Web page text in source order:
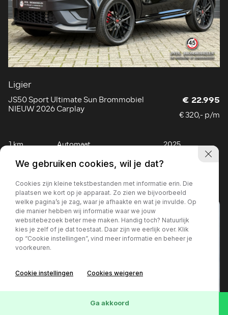
Ligier
JS50 Sport Ultimate Sun Brommobiel
NIEUW 2026 Carplay
€ 22.995
€ 320,- p/m
1 km Automaat 2025
Bekijk nu
We gebruiken cookies, wil je dat?
Cookies zijn kleine tekstbestanden met informatie erin. Die
plaatsen we kort op je apparaat. Zo zien we bijvoorbeeld
welke pagina’s je zag, waar je afhaakte en wat je invulde. Op
die manier hebben wij informatie waar we jouw
websitebezoek beter mee maken. Handig toch? Natuurlijk
kies je zelf of je dat toestaat. Daar zijn we eerlijk over. Klik
op “Cookie instellingen”, vind meer informatie en beheer je
voorkeuren.
Cookie instellingen Cookies weigeren
Ga akkoord